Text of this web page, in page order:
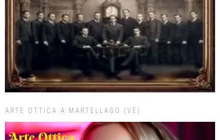
ARTE OTTICA A MARTELLAGO (VE)